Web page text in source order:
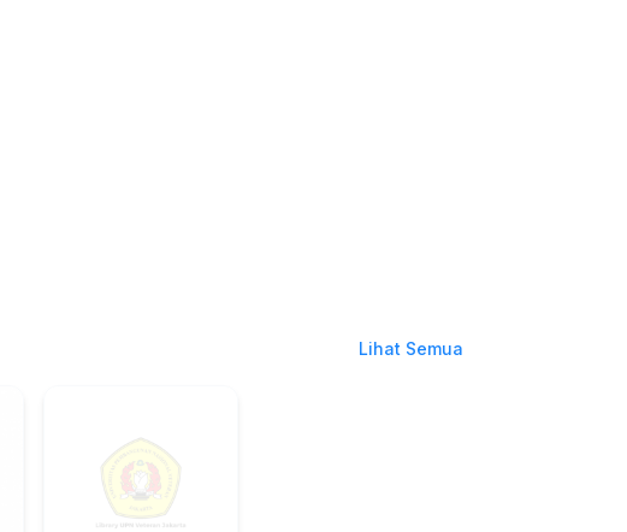
Lihat Semua